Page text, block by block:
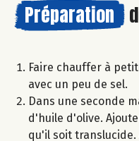
Préparation
Faire chauffer à
avec un peu de sel.
Dans une seconde
d'huile d'olive.
qu'il soit